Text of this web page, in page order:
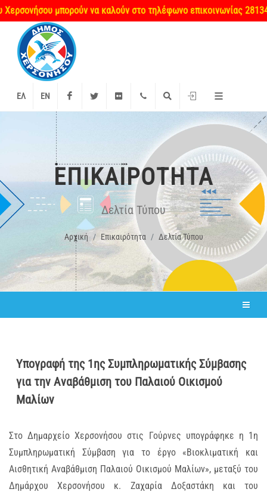
μπορούν να καλούν στο τηλέφωνο επικοινωνίας
ΕΛ EN FacebookTwitter Flickr +2897 340000Αναζήτηση
Είσοδος
ΕΠΙΚΑΙΡΌΤΗΤΑ
Δελτία Τύπου
Αρχική Επικαιρότητα Δελτία Τύπου
Υπογραφή της 1ης Συμπληρωματικής Σύμβασης
για την Αναβάθμιση του Παλαιού Οικισμού
Μαλίων
Στο Δημαρχείο Χερσονήσου στις Γούρνες υπογράφηκε η 1η
Συμπληρωματική Σύμβαση για το έργο «Βιοκλιματική και
Αισθητική Αναβάθμιση Παλαιού Οικισμού Μαλίων», μεταξύ του
Δημάρχου Χερσονήσου κ. Ζαχαρία Δοξαστάκη και του